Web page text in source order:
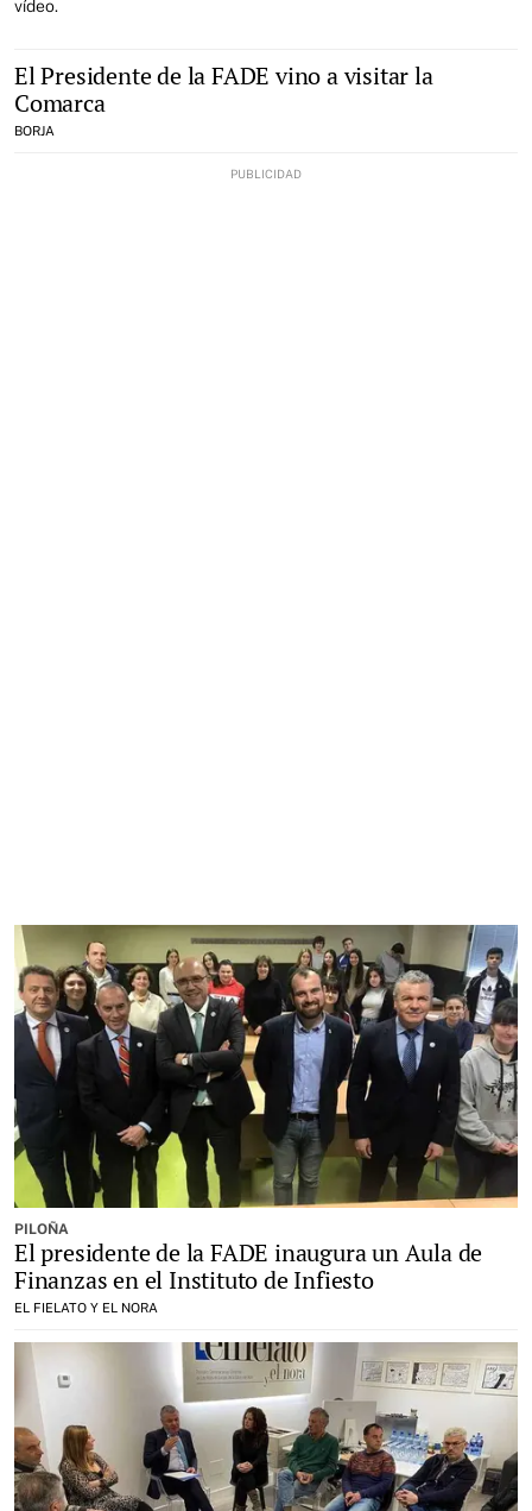
vídeo.
El Presidente de la FADE vino a visitar la
Comarca
BORJA
PILOÑA
El presidente de la FADE inaugura un Aula de
Finanzas en el Instituto de Infiesto
EL FIELATO Y EL NORA